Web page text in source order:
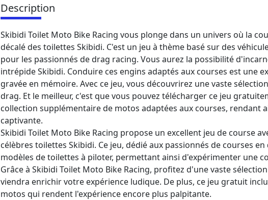
Description
Skibidi Toilet Moto Bike Racing vous plonge dans un univers où la
décalé des toilettes Skibidi. C'est un jeu à thème basé sur des
pour les passionnés de drag racing. Vous aurez la possibilité
intrépide Skibidi. Conduire ces engins adaptés aux courses est une
gravée en mémoire. Avec ce jeu, vous découvrirez une vaste
drag. Et le meilleur, c'est que vous pouvez télécharger ce jeu
collection supplémentaire de motos adaptées aux courses, rendant
captivante.
Skibidi Toilet Moto Bike Racing propose un excellent jeu de course
célèbres toilettes Skibidi. Ce jeu, dédié aux passionnés de courses
modèles de toilettes à piloter, permettant ainsi d'expérimenter une
Grâce à Skibidi Toilet Moto Bike Racing, profitez d'une vaste
viendra enrichir votre expérience ludique. De plus, ce jeu gratuit
motos qui rendent l'expérience encore plus palpitante.